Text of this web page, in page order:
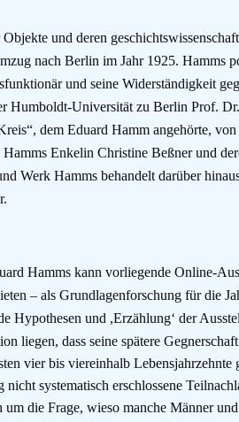
und deren
nach Berlin im Jahr 1925. Hamms
und seine Widerständigkeit
Humboldt-Universität zu Berlin Prof.
dem Eduard Hamm angehörte,
Enkelin Christine Beßner und
Werk Hamms behandelt darüber
Hamms kann vorliegende Online-
– als Grundlagenforschung für die
Hypothesen und ,Erzählung‘ der
liegen, dass seine spätere
vier bis viereinhalb Lebensjahrzehnte
systematisch erschlossene
um die Frage, wieso manche Männer